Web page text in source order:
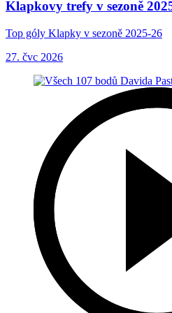
Klapkovy trefy v sezoně
Top góly Klapky v sezoně 2025-26
27. čvc 2026